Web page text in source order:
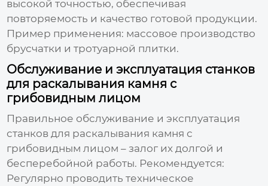
высокой точностью, обеспечивая
повторяемость и качество готовой продукции.
Пример применения: массовое производство
брусчатки и тротуарной плитки.
Обслуживание и эксплуатация станков
для раскалывания камня с
грибовидным лицом
Правильное обслуживание и эксплуатация
станков для раскалывания камня с
грибовидным лицом – залог их долгой и
бесперебойной работы. Рекомендуется:
Регулярно проводить техническое